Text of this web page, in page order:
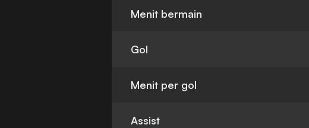
Menit bermain
Gol
Menit per gol
Assist